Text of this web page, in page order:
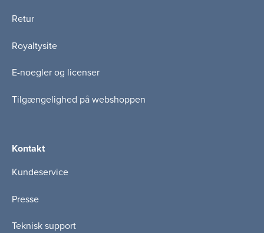
Retur
Royaltysite
E-noegler og licenser
Tilgængelighed på webshoppen
Kontakt
Kundeservice
Presse
Teknisk support